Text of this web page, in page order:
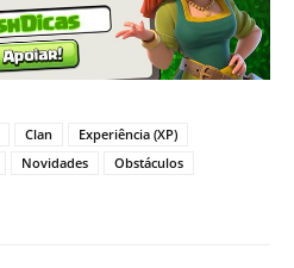
Clan
Experiência (XP)
Novidades
Obstáculos